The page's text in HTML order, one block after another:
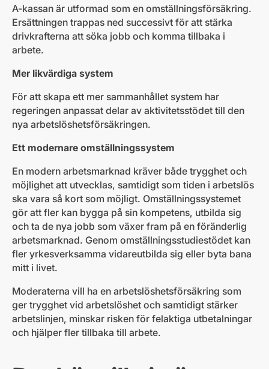
A-kassan är utformad som en omställningsförsäkring.
Ersättningen trappas ned successivt för att stärka
drivkrafterna att söka jobb och komma tillbaka i
arbete.
Mer likvärdiga system
För att skapa ett mer sammanhållet system har
regeringen anpassat delar av aktivitetsstödet till den
nya arbetslöshetsförsäkringen.
Ett modernare omställningssystem
En modern arbetsmarknad kräver både trygghet och
möjlighet att utvecklas, samtidigt som tiden i arbetslös
ska vara så kort som möjligt. Omställningssystemet
gör att fler kan bygga på sin kompetens, utbilda sig
och ta de nya jobb som växer fram på en föränderlig
arbetsmarknad. Genom omställningsstudiestödet kan
fler yrkesverksamma vidareutbilda sig eller byta bana
mitt i livet.
Moderaterna vill ha en arbetslöshetsförsäkring som
ger trygghet vid arbetslöshet och samtidigt stärker
arbetslinjen, minskar risken för felaktiga utbetalningar
och hjälper fler tillbaka till arbete.